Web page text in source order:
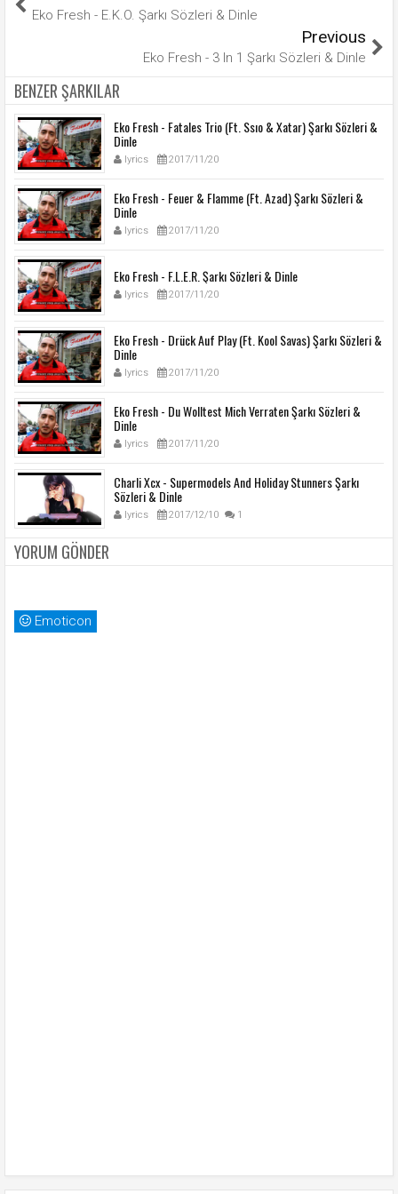
Eko Fresh - E.K.O. Şarkı Sözleri & Dinle
Previous
Eko Fresh - 3 In 1 Şarkı Sözleri & Dinle
BENZER ŞARKILAR
Eko Fresh - Fatales Trio (Ft. Ssıo & Xatar) Şarkı Sözleri &
Dinle
lyrics 2017/11/20
Eko Fresh - Feuer & Flamme (Ft. Azad) Şarkı Sözleri &
Dinle
lyrics 2017/11/20
Eko Fresh - F.L.E.R. Şarkı Sözleri & Dinle
lyrics 2017/11/20
Eko Fresh - Drück Auf Play (Ft. Kool Savas) Şarkı Sözleri &
Dinle
lyrics 2017/11/20
Eko Fresh - Du Wolltest Mich Verraten Şarkı Sözleri &
Dinle
lyrics 2017/11/20
Charli Xcx - Supermodels And Holiday Stunners Şarkı
Sözleri & Dinle
lyrics 2017/12/10 1
YORUM GÖNDER
Emoticon